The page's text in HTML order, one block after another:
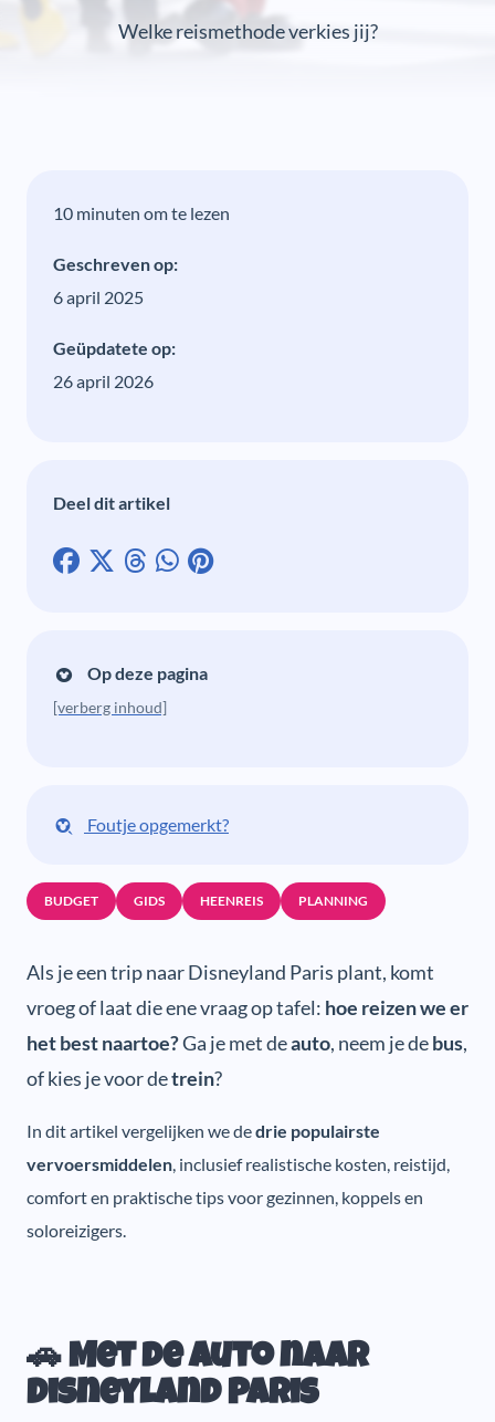
Welke reismethode verkies jij?
10 minuten om te lezen
Geschreven op:
6 april 2025
Geüpdatete op:
26 april 2026
Deel dit artikel
Op deze pagina
[verberg inhoud]
Foutje opgemerkt?
BUDGET GIDS HEENREIS PLANNING
Als je een trip naar Disneyland Paris plant, komt
vroeg of laat die ene vraag op tafel: hoe reizen we er
het best naartoe?Ga je met deauto, neem je debus,
of kies je voor detrein?
In dit artikel vergelijken we dedrie populairste
vervoersmiddelen, inclusief realistische kosten, reistijd,
comfort en praktische tips voor gezinnen, koppels en
soloreizigers.
🚗 Met de auto naar
Disneyland Paris